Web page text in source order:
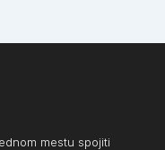
mestu spojiti